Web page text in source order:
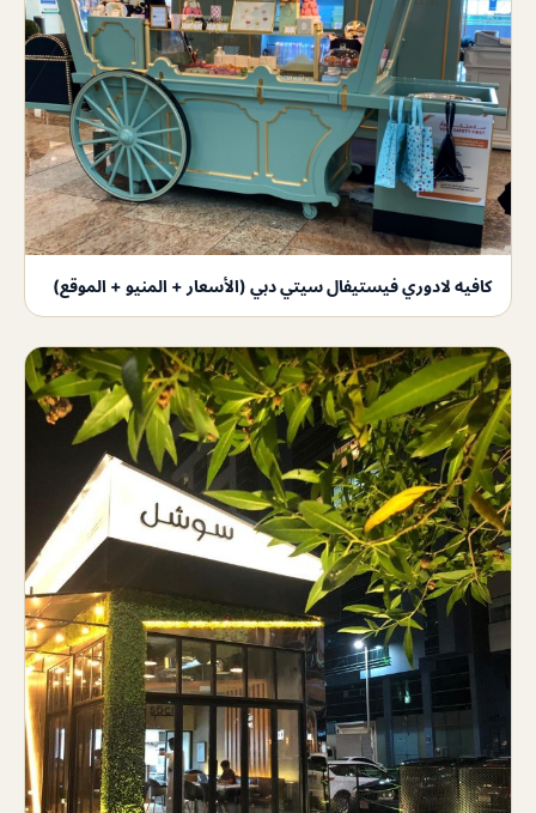
كافيه لادوري فيستيفال سيتي دبي (الأسعار + المنيو + الموقع)